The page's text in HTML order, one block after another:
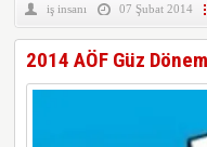
iş insanı 07 Şubat 2014
2014 AÖF Güz